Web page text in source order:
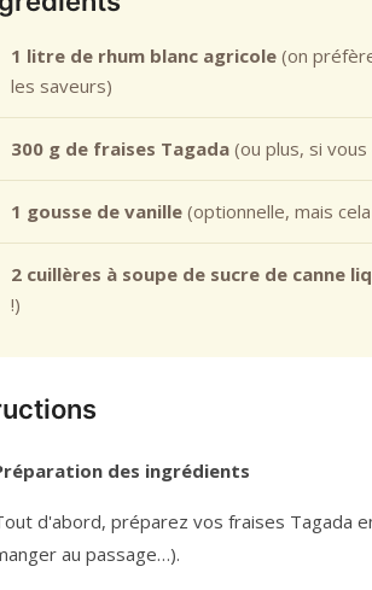
1 litre de rhum blanc agricole (on
les saveurs)
300 g de fraises Tagada (ou plus, si
1 gousse de vanille (optionnelle, mais
2 cuillères à soupe de sucre de canne
!)
des ingrédients
d'abord, préparez vos fraises Tagada
au passage…).